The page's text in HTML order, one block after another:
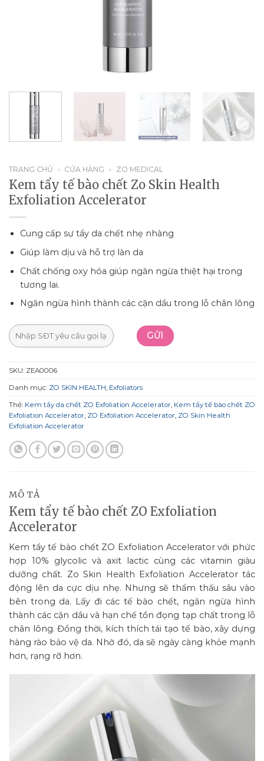
TRANG CHỦ » CỬA HÀNG » ZO MEDICAL
Kem tẩy tế bào chết Zo Skin Health
Exfoliation Accelerator
Cung cấp sự tẩy da chết nhẹ nhàng
Giúp làm dịu và hỗ trợ làn da
Chất chống oxy hóa giúp ngăn ngừa thiệt hại trong
tương lai.
Ngăn ngừa hình thành các cặn dầu trong lỗ chân lông
SKU: ZEA0006
Danh mục: ZO SKIN HEALTH Exfoliators
Thẻ: Kem tẩy da chết ZO Exfoliation Accelerator Kem tẩy tế bào chết ZO
Exfoliation Accelerator ZO Exfoliation Accelerator ZO Skin Health
Exfoliation Accelerator
MÔ TẢ
Kem tẩy tế bào chết ZO Exfoliation
Accelerator
Kem tẩy tế bào chết ZO Exfoliation Accelerator với phức
hợp 10% glycolic và axit lactic cùng các vitamin giàu
dưỡng chất. Zo Skin Health Exfoliation Accelerator tác
động lên da cực dịu nhẹ. Nhưng sẽ thẩm thấu sâu vào
bên trong da. Lấy đi các tế bào chết, ngăn ngừa hình
thành các cặn dầu và hạn chế tồn đọng tạp chất trong lỗ
chân lông. Đồng thời, kích thích tái tạo tế bào, xây dựng
hàng rào bảo vệ da. Nhờ đó, da sẽ ngày càng khỏe mạnh
hơn, rạng rỡ hơn.